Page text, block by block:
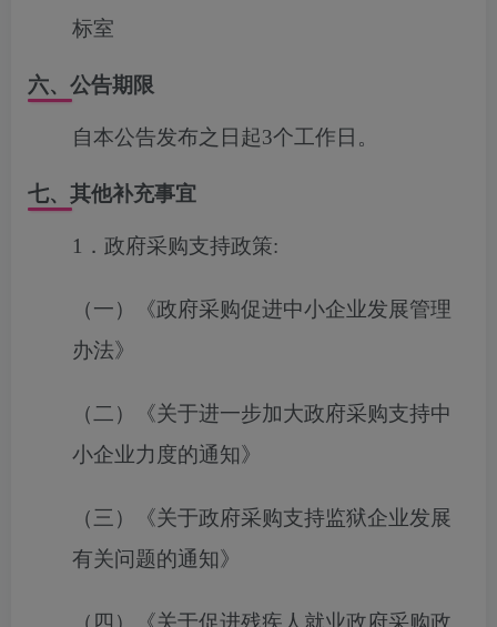
标室
六、公告期限
自本公告发布之日起3个工作日。
七、其他补充事宜
1 ． 政府采购支持政策:
（一）《政府采购促进中小企业发展管理
办法》
（二）《关于进一步加大政府采购支持中
小企业力度的通知》
（三 ）《关于政府采购支持监狱企业发展
有关问题的通知》
（ 四 ）《关于促进残疾人就业政府采购政